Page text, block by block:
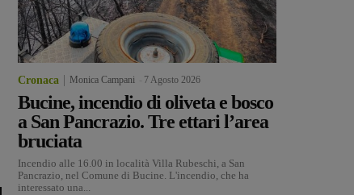
Cronaca Monica Campani 7 Agosto 2026
Bucine, incendio di oliveta e bosco
a San Pancrazio. Tre ettari l’area
bruciata
Incendio alle 16.00 in località Villa Rubeschi, a San
Pancrazio, nel Comune di Bucine. L'incendio, che ha
interessato una...